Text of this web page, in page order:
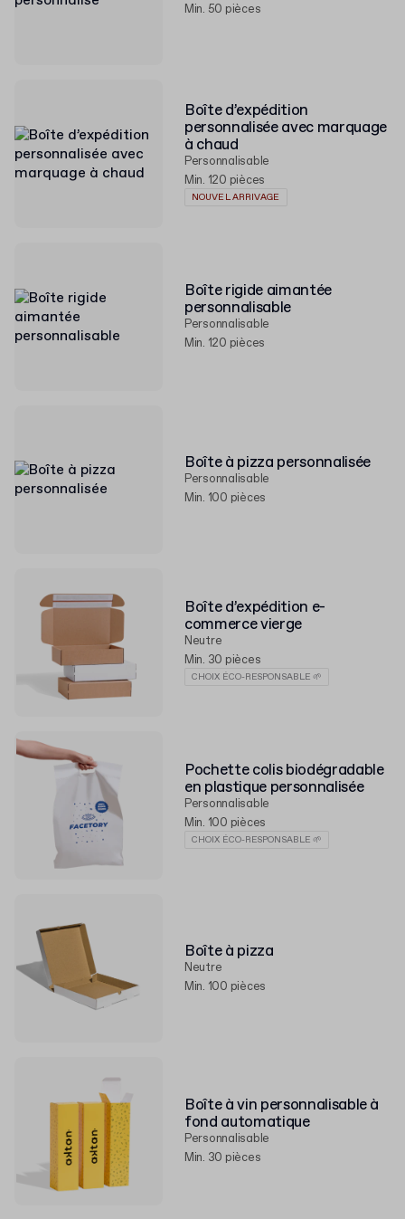
Min. 50 pièces
Boîte d’expédition
personnalisée avec marquage
à chaud
Personnalisable
Min. 120 pièces
NOUVEL ARRIVAGE
Boîte rigide aimantée
personnalisable
Personnalisable
Min. 120 pièces
Boîte à pizza personnalisée
Personnalisable
Min. 100 pièces
Boîte d’expédition e-
commerce vierge
Neutre
Min. 30 pièces
CHOIX ÉCO-RESPONSABLE 🌱
Pochette colis biodégradable
en plastique personnalisée
Personnalisable
Min. 100 pièces
CHOIX ÉCO-RESPONSABLE 🌱
Boîte à pizza
Neutre
Min. 100 pièces
Boîte à vin personnalisable à
fond automatique
Personnalisable
Min. 30 pièces